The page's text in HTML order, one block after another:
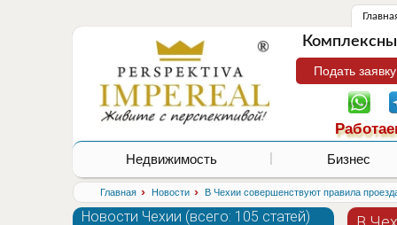
Подать
Недвижимость Бизнес
Главная › Новости › В Чехии совершенствуют правила
Новости Чехии (всего: 105 статей)